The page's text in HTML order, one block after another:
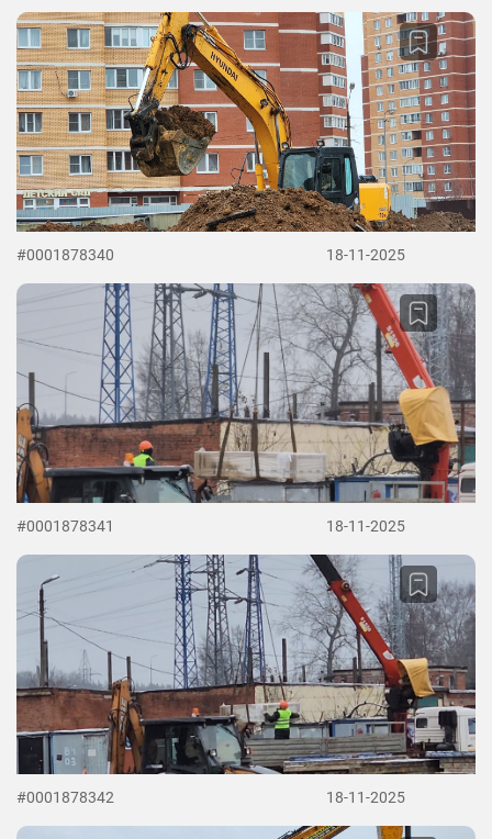
#0001878340 18-11-2025
#0001878341 18-11-2025
#0001878342 18-11-2025